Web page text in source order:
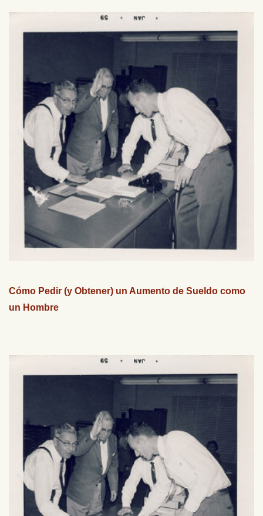
Cómo Pedir (y Obtener) un Aumento de Sueldo como
un Hombre